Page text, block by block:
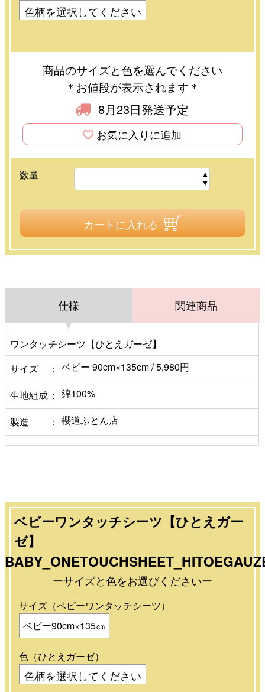
商品のサイズと色を選んでください
＊お値段が表示されます＊
8月23日発送予定
お気に入りに追加
数量
カートに入れる
仕様 関連商品
ワンタッチシーツ【ひとえガーゼ】
サイズ
ベビー 90cm×135cm / 5,980円
生地組成 綿100%
製造 櫻道ふとん店
ベビーワンタッチシーツ【ひとえガー
ゼ】
ーサイズと色をお選びくださいー
サイズ（ベビーワンタッチシーツ）
ベビー90cm×135㎝
色（ひとえガーゼ）